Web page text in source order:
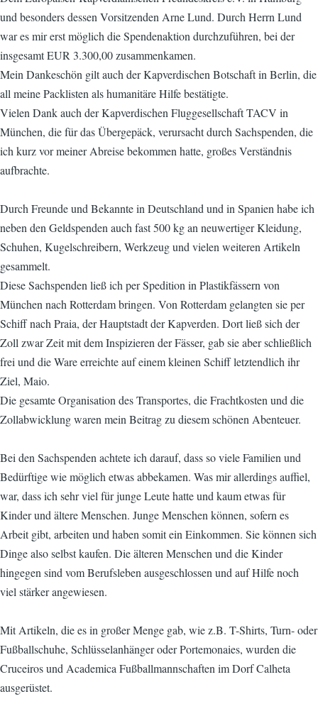
und besonders dessen Vorsitzenden Arne Lund. Durch Herrn Lund
war es mir erst möglich die Spendenaktion durchzuführen, bei der
insgesamt EUR 3.300,00 zusammenkamen.
Mein Dankeschön gilt auch der Kapverdischen Botschaft in Berlin, die
all meine Packlisten als humanitäre Hilfe bestätigte.
Vielen Dank auch der Kapverdischen Fluggesellschaft TACV in
München, die für das Übergepäck, verursacht durch Sachspenden, die
ich kurz vor meiner Abreise bekommen hatte, großes Verständnis
aufbrachte.
Durch Freunde und Bekannte in Deutschland und in Spanien habe ich
neben den Geldspenden auch fast 500 kg an neuwertiger Kleidung,
Schuhen, Kugelschreibern, Werkzeug und vielen weiteren Artikeln
gesammelt.
Diese Sachspenden ließ ich per Spedition in Plastikfässern von
München nach Rotterdam bringen. Von Rotterdam gelangten sie per
Schiff nach Praia, der Hauptstadt der Kapverden. Dort ließ sich der
Zoll zwar Zeit mit dem Inspizieren der Fässer, gab sie aber schließlich
frei und die Ware erreichte auf einem kleinen Schiff letztendlich ihr
Ziel, Maio.
Die gesamte Organisation des Transportes, die Frachtkosten und die
Zollabwicklung waren mein Beitrag zu diesem schönen Abenteuer.
Bei den Sachspenden achtete ich darauf, dass so viele Familien und
Bedürftige wie möglich etwas abbekamen. Was mir allerdings auffiel,
war, dass ich sehr viel für junge Leute hatte und kaum etwas für
Kinder und ältere Menschen. Junge Menschen können, sofern es
Arbeit gibt, arbeiten und haben somit ein Einkommen. Sie können sich
Dinge also selbst kaufen. Die älteren Menschen und die Kinder
hingegen sind vom Berufsleben ausgeschlossen und auf Hilfe noch
viel stärker angewiesen.
Mit Artikeln, die es in großer Menge gab, wie z.B. T-Shirts, Turn- oder
Fußballschuhe, Schlüsselanhänger oder Portemonaies, wurden die
Cruceiros und Academica Fußballmannschaften im Dorf Calheta
ausgerüstet.